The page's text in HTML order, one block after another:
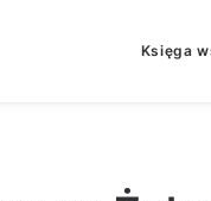
Księga